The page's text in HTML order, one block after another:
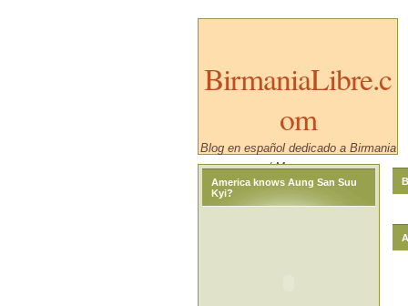
BirmaniaLibre.c
om
Blog en español dedicado a Birmania
/ Myanmar.
America knows Aung San Suu
Kyi?